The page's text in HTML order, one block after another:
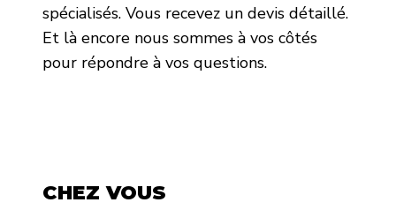
spécialisés. Vous recevez un devis détaillé.
Et là encore nous sommes à vos côtés
pour répondre à vos questions.
CHEZ VOUS